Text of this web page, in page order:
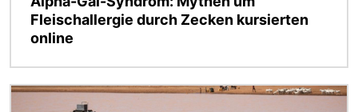
Fleischallergie durch Zecken kursierten
online
Bild